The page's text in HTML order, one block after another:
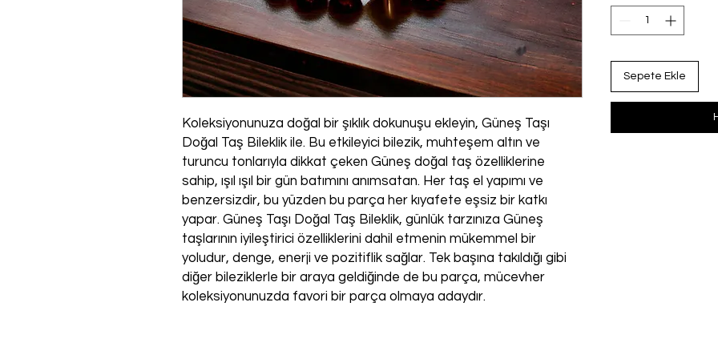
Koleksiyonunuza doğal bir şıklık dokunuşu ekleyin, Güneş Taşı
Doğal Taş Bileklik ile. Bu etkileyici bilezik, muhteşem altın ve
turuncu tonlarıyla dikkat çeken Güneş doğal taş özelliklerine
sahip, ışıl ışıl bir gün batımını anımsatan. Her taş el yapımı ve
benzersizdir, bu yüzden bu parça her kıyafete eşsiz bir katkı
yapar. Güneş Taşı Doğal Taş Bileklik, günlük tarzınıza Güneş
taşlarının iyileştirici özelliklerini dahil etmenin mükemmel bir
yoludur, denge, enerji ve pozitiflik sağlar. Tek başına takıldığı gibi
diğer bileziklerle bir araya geldiğinde de bu parça, mücevher
koleksiyonunuzda favori bir parça olmaya adaydır.
Sepete Ekle